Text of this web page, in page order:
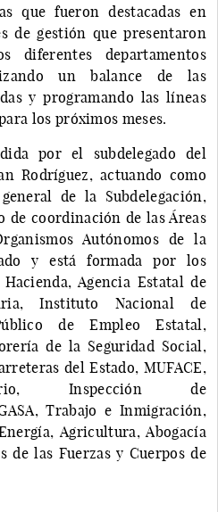
que fueron destacadas en
de gestión que presentaron
diferentes departamentos
un balance de las
y programando las líneas
los próximos meses.
por el subdelegado del
Rodríguez, actuando como
de la Subdelegación,
de coordinación de las Áreas
Autónomos de la
y está formada por los
Agencia Estatal de
Instituto Nacional de
de Empleo Estatal,
de la Seguridad Social,
del Estado, MUFACE,
Inspección de
Trabajo e Inmigración,
Agricultura, Abogacía
de las Fuerzas y Cuerpos de